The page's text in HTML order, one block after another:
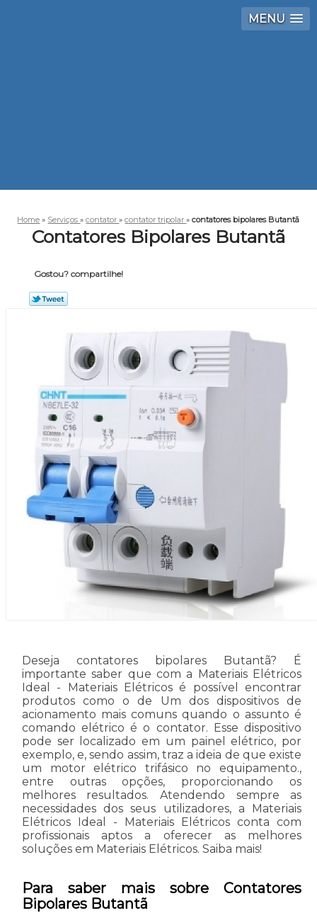
MENU
Home » Serviços»contator»contator tripolar»contatores bipolares Butantã
Contatores Bipolares Butantã
Gostou? compartilhe!
Deseja contatores bipolares Butantã? É
importante saber que com a Materiais Elétricos
Ideal - Materiais Elétricos é possível encontrar
produtos como o de Um dos dispositivos de
acionamento mais comuns quando o assunto é
comando elétrico é o contator. Esse dispositivo
pode ser localizado em um painel elétrico, por
exemplo, e, sendo assim, traz a ideia de que existe
um motor elétrico trifásico no equipamento.,
entre outras opções, proporcionando os
melhores resultados. Atendendo sempre as
necessidades dos seus utilizadores, a Materiais
Elétricos Ideal - Materiais Elétricos conta com
profissionais aptos a oferecer as melhores
soluções em Materiais Elétricos. Saiba mais!
Para saber mais sobre Contatores
Bipolares Butantã